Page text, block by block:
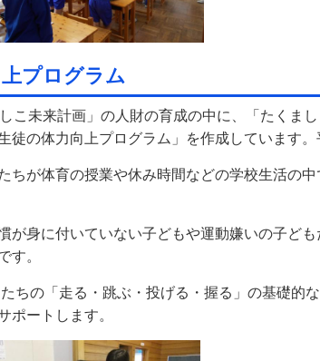
プログラム
こ未来計画」の人財の育成の中に、「たくま
徒の体力向上プログラム」を作成しています。
ちが体育の授業や休み時間などの学校生活の
が身に付いていない子どもや運動嫌いの子ど
す。
ちの「走る・跳ぶ・投げる・握る」の基礎的
ポートします。